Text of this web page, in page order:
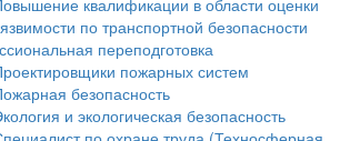
по транспортной безопасности
переподготовка
пожарных систем
безопасность
и экологическая безопасность